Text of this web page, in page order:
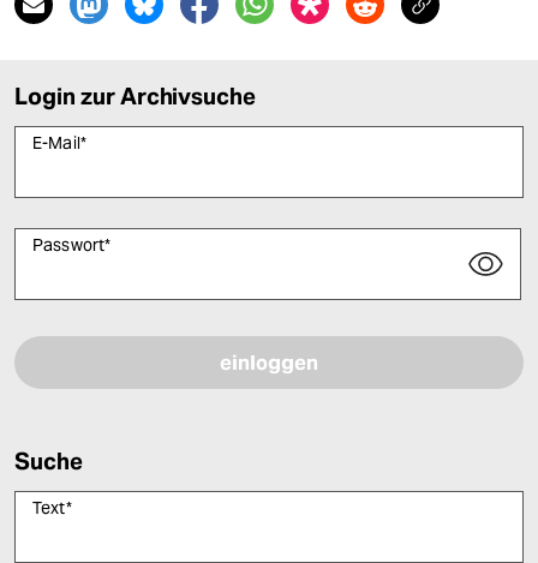
Login zur Archivsuche
E-Mail*
Passwort*
Suche
Text*